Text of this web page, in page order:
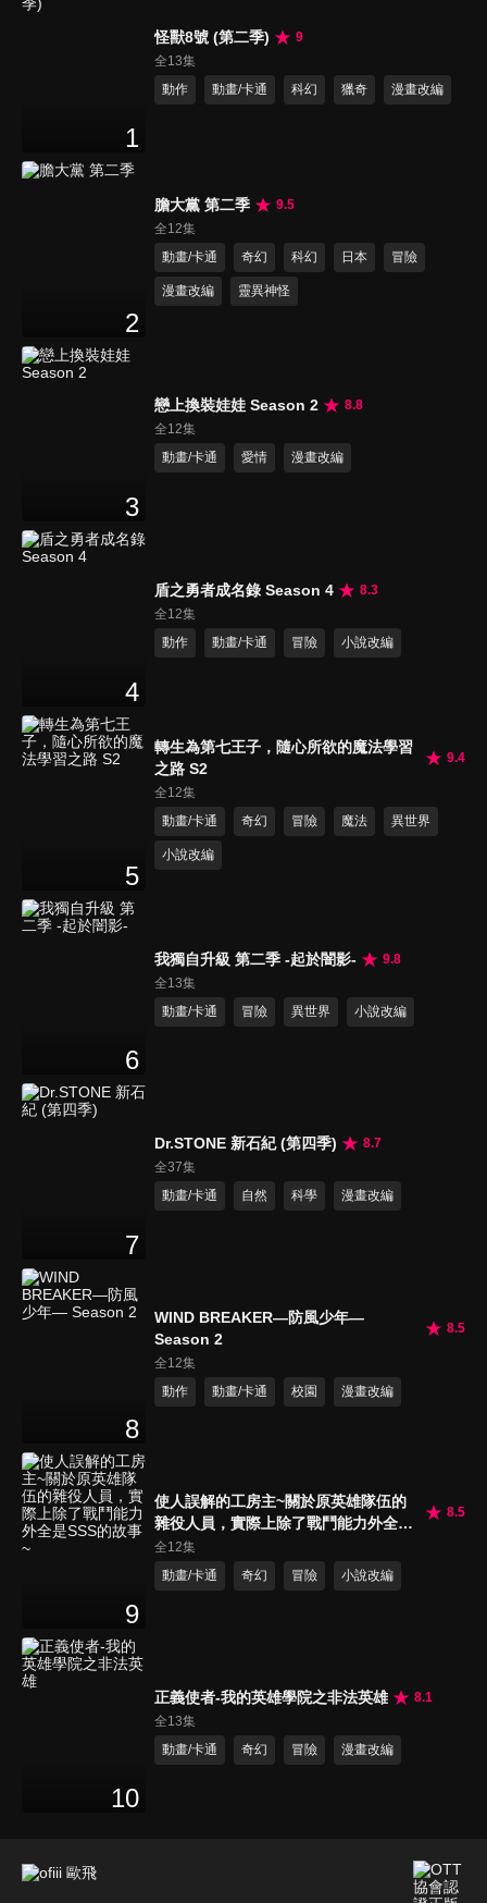
1
怪獸8號 (第二季)
9
全13集
動作
動畫/卡通 科幻 獵奇 漫畫改編
2
膽大黨 第二季
9.5
全12集
動畫/卡通
奇幻 科幻 日本 冒險
漫畫改編 靈異神怪
3
戀上換裝娃娃 Season 2
8.8
全12集
動畫/卡通
愛情 漫畫改編
4
盾之勇者成名錄 Season 4
8.3
全12集
動作
動畫/卡通 冒險 小說改編
5
轉生為第七王子，隨心所欲的魔法學習
之路 S2
9.4
全12集
動畫/卡通
奇幻 冒險 魔法 異世界
小說改編
6
我獨自升級 第二季 -起於闇影-
9.8
全13集
動畫/卡通
冒險 異世界 小說改編
7
Dr.STONE 新石紀 (第四季)
8.7
全37集
動畫/卡通
自然 科學 漫畫改編
8
WIND BREAKER—防風少年—
Season 2
8.5
全12集
動作
動畫/卡通 校園 漫畫改編
9
使人誤解的工房主~關於原英雄隊伍的
雜役人員，實際上除了戰鬥能力外全是
SSS的故事~
8.5
全12集
動畫/卡通
奇幻 冒險 小說改編
10
正義使者-我的英雄學院之非法英雄
8.1
全13集
動畫/卡通
奇幻 冒險 漫畫改編